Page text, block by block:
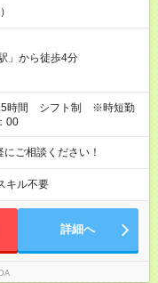
」から徒歩4分
00
ご相談ください！
キル不要
詳細へ